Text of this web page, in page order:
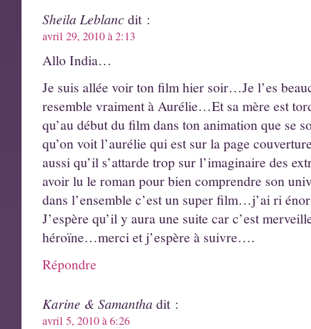
Sheila Leblancdit :
avril 29, 2010 à 2:13
Allo India…
Je suis allée voir ton film hier soir…Je l’es
resemble vraiment à Aurélie…Et sa mère est
qu’au début du film dans ton animation que se
qu’on voit l’aurélie qui est sur la page
aussi qu’il s’attarde trop sur l’imaginaire des
avoir lu le roman pour bien comprendre son
dans l’ensemble c’est un super film…j’ai ri
J’espère qu’il y aura une suite car c’est
héroïne…merci et j’espère à suivre….
Répondre
Karine & Samantha dit :
avril 5, 2010 à 6:26